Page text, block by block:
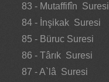
83 - Mutaffifîn Suresi
84 - İnşikak Suresi
85 - Büruc Suresi
86 - Târık Suresi
87 - A`lâ Suresi